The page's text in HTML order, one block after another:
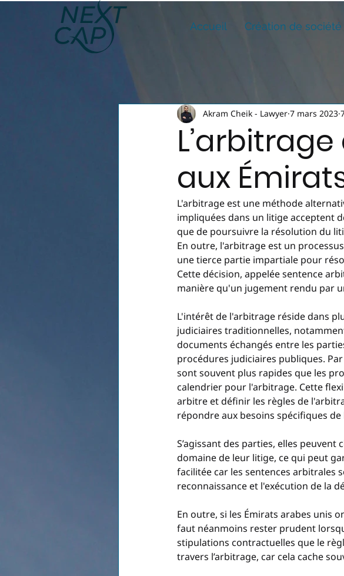
Accueil Création de société
aux
Akram Cheik - Lawyer 7 mars 2023
L'arbitrage est une méthode
impliquées dans un litige acceptent
que de poursuivre la résolution du
En outre, l'arbitrage est un
une tierce partie impartiale pour
Cette décision, appelée sentence
manière qu'un jugement rendu par
L'intérêt de l'arbitrage réside dans
judiciaires traditionnelles,
documents échangés entre les
procédures judiciaires publiques.
sont souvent plus rapides que les
calendrier pour l'arbitrage. Cette
arbitre et définir les règles de
répondre aux besoins spécifiques
S’agissant des parties, elles
domaine de leur litige, ce qui peut
facilitée car les sentences arbitrales
reconnaissance et l'exécution de la
En outre, si les Émirats arabes unis
faut néanmoins rester prudent
stipulations contractuelles que le
travers l’arbitrage, car cela cache